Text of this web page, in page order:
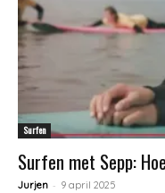
Surfen
Surfen met Sepp:
Jurjen - 9 april 2025